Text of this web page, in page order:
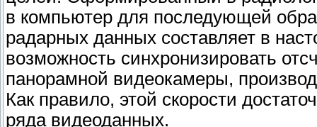
в компьютер для последующей
радарных данных составляет в
возможность синхронизировать
панорамной видеокамеры,
Как правило, этой скорости
ряда видеоданных.